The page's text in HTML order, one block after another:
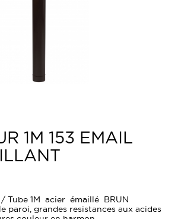
1M 153 EMAIL
/ Tube 1M acier émaillé BRUN
paroi, grandes resistances aux acides